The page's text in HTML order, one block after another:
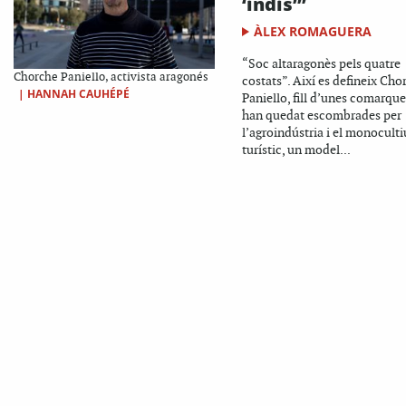
Chorche Paniello, activista aragonés
| HANNAH CAUHÉPÉ
ÀLEX ROMAGUERA
“Soc altaragonès pels quatre
costats”. Així es defineix
Paniello, fill d’unes
han quedat escombrades per
l’agroindústria i el
turístic, un model...